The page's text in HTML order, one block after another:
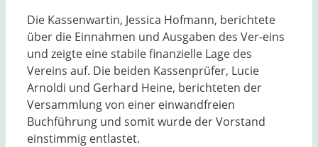
Die Kassenwartin, Jessica Hofmann, berichtete
über die Einnahmen und Ausgaben des Ver-eins
und zeigte eine stabile finanzielle Lage des
Vereins auf. Die beiden Kassenprüfer, Lucie
Arnoldi und Gerhard Heine, berichteten der
Versammlung von einer einwandfreien
Buchführung und somit wurde der Vorstand
einstimmig entlastet.